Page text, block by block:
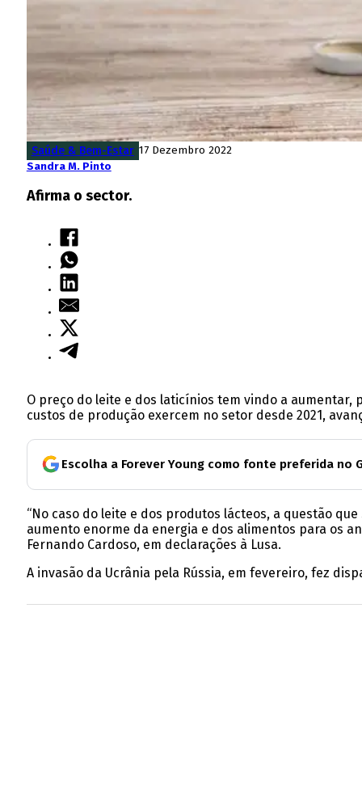
Saúde & Bem-Estar 17 Dezembro 2022
Sandra M. Pinto
Afirma o sector.
O preço do leite e dos laticínios tem vindo a
custos de produção exercem no setor desde 2021,
Escolha a Forever Young como fonte preferida no
“No caso do leite e dos produtos lácteos, a questão
aumento enorme da energia e dos alimentos para os
Fernando Cardoso, em declarações à Lusa.
A invasão da Ucrânia pela Rússia, em fevereiro, fez